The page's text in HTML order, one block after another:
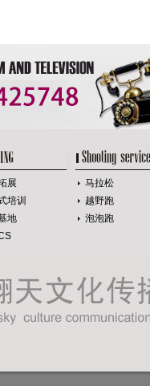
展
培训
地
马拉松
越野跑
泡泡跑